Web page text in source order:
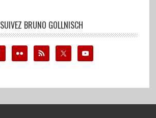
SUIVEZ BRUNO GOLLNISCH